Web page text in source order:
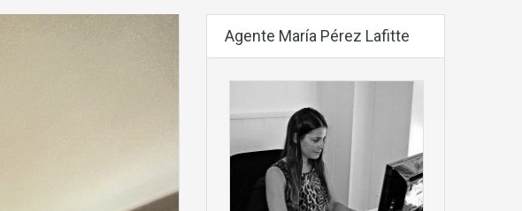
Agente María Pérez Lafitte